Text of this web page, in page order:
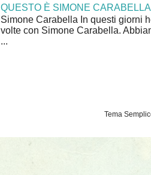
QUESTO È SIMONE CARABELLA
Simone Carabella In questi giorni
volte con Simone Carabella.
...
Tema